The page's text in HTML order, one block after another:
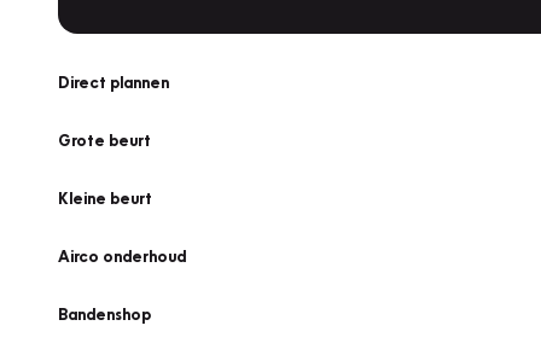
Direct plannen
Grote beurt
Kleine beurt
Airco onderhoud
Bandenshop